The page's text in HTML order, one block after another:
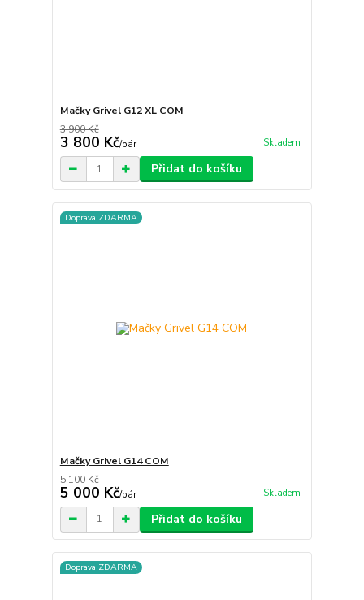
Mačky Grivel G12 XL COM
3 900 Kč
3 800 Kč/pár Skladem
Přidat do košíku
Doprava ZDARMA
Mačky Grivel G14 COM
5 100 Kč
5 000 Kč/pár Skladem
Přidat do košíku
Doprava ZDARMA